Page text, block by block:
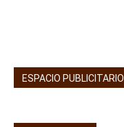
ESPACIO PUBLICITARIO